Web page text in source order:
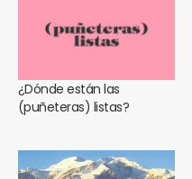
¿Dónde están las
(puñeteras) listas?